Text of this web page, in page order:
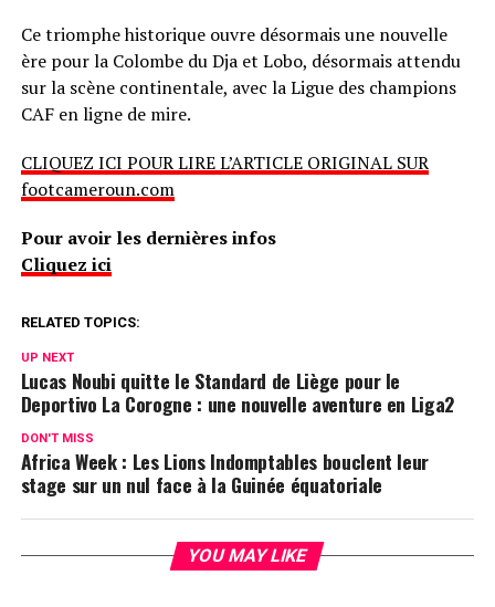
Ce triomphe historique ouvre désormais une nouvelle
ère pour la Colombe du Dja et Lobo, désormais attendu
sur la scène continentale, avec la Ligue des champions
CAF en ligne de mire.
CLIQUEZ ICI POUR LIRE L’ARTICLE ORIGINAL SUR
footcameroun.com
Pour avoir les dernières infos
Cliquez ici
RELATED TOPICS:
UP NEXT
Lucas Noubi quitte le Standard de Liège pour le
Deportivo La Corogne : une nouvelle aventure en Liga2
DON'T MISS
Africa Week : Les Lions Indomptables bouclent leur
stage sur un nul face à la Guinée équatoriale
YOU MAY LIKE